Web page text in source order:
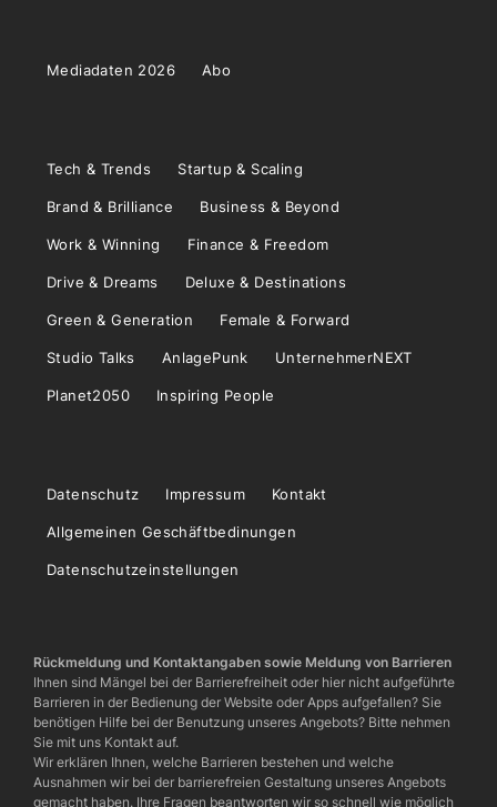
Mediadaten 2026 Abo
Tech & Trends Startup & Scaling
Brand & Brilliance Business & Beyond
Work & Winning Finance & Freedom
Drive & Dreams Deluxe & Destinations
Green & Generation Female & Forward
Studio Talks AnlagePunk UnternehmerNEXT
Planet2050 Inspiring People
Datenschutz Impressum Kontakt
Allgemeinen Geschäftbedinungen
Datenschutzeinstellungen
Rückmeldung und Kontaktangaben sowie Meldung von Barrieren
Ihnen sind Mängel bei der Barrierefreiheit oder hier nicht aufgeführte
Barrieren in der Bedienung der Website oder Apps aufgefallen? Sie
benötigen Hilfe bei der Benutzung unseres Angebots? Bitte nehmen
Sie mit uns Kontakt auf.
Wir erklären Ihnen, welche Barrieren bestehen und welche
Ausnahmen wir bei der barrierefreien Gestaltung unseres Angebots
gemacht haben. Ihre Fragen beantworten wir so schnell wie möglich